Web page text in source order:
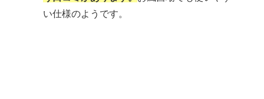
い仕様のようです。